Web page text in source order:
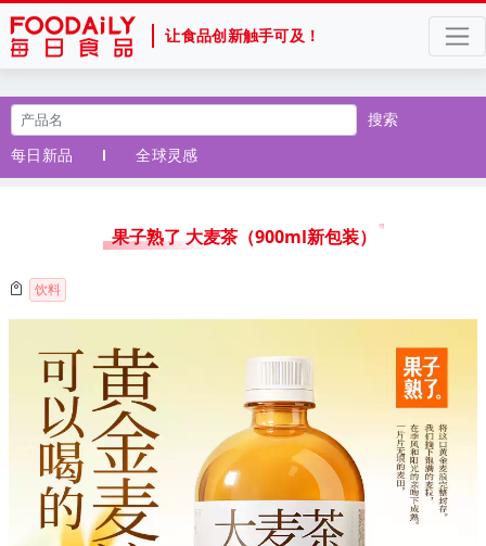
让食品创新触手可及！
搜索
每日新品
全球灵感
果子熟了 大麦茶（900ml新包装）
饮料